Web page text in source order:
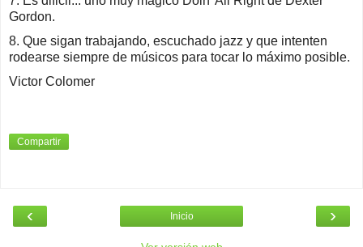
Gordon.
8. Que sigan trabajando, escuchado jazz y que intenten
rodearse siempre de músicos para tocar lo máximo posible.
Victor Colomer
Compartir
‹ ›
Inicio